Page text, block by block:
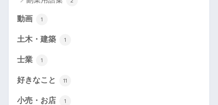
動画 1
土木・建築 1
士業 1
好きなこと 11
小売・お店 1